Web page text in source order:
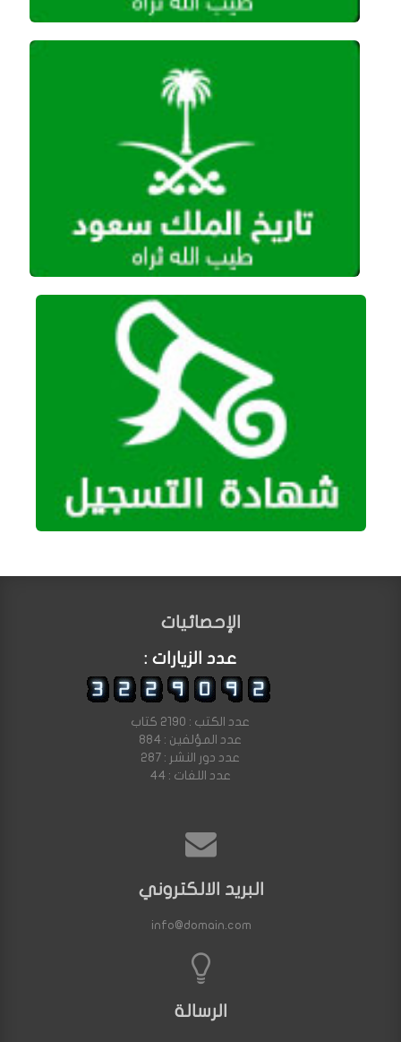
الإحصائيات
عدد الزيارات :
عدد الكتب : 2190 كتاب
عدد المؤلفين : 884
عدد دور النشر : 287
عدد اللغات : 44
البريد الالكتروني
info@domain.com
الرسالة